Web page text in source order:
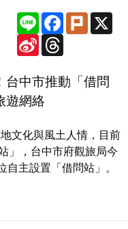
Line Facebook
Plurk
Sina
Weibo
台中市推動「借問
遊網絡
文化與風土人情，目前
」，台中市府觀旅局今
主設置「借問站」。